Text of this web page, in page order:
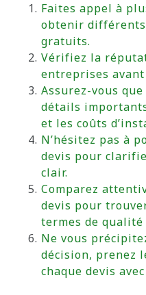
Faites appel à
obtenir
gratuits.
Vérifiez la
entreprises
Assurez-vous
détails
et les coûts
N’hésitez pas à
devis pour
clair.
Comparez
devis pour
termes de qualité
Ne vous
décision, prenez
chaque devis